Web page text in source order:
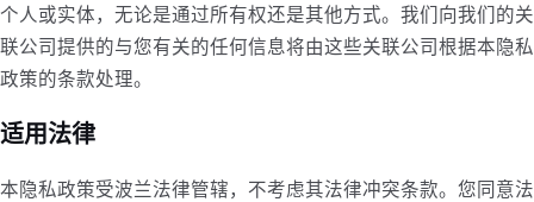
个人或实体，无论是通过所有权还是其他方式。我们向我们的关
联公司提供的与您有关的任何信息将由这些关联公司根据本隐私
政策的条款处理。
适用法律
本隐私政策受波兰法律管辖，不考虑其法律冲突条款。您同意法